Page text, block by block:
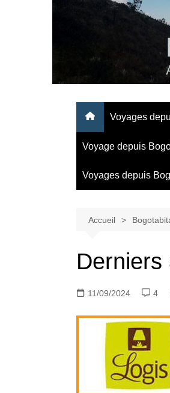
Regards personnels sur la vie
Voyages
Voyage depuis
Voyages depuis
Accueil
11/09/2024 4